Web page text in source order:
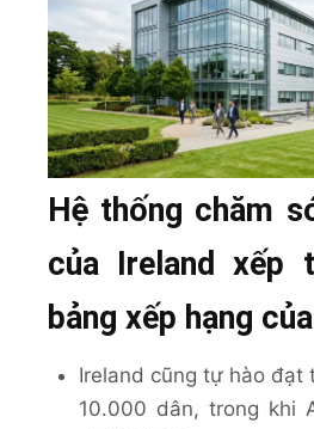
Hệ thống chăm
của Ireland xếp
bảng xếp hạng
Ireland cũng tự hào đạt
10.000 dân, trong khi